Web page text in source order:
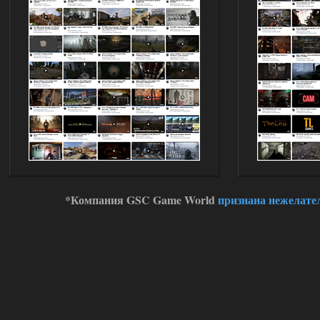
Ответить ➤
03.08.2026
Improved Weapon Pack (I.W.P.) - UPD
30.12.25
11:00
Stalker-Mods-Clan-su
Глобальный патч от
31.07.2026.
Устанавливать только
поверх финальной версии все в одном
(Standalone Final) от 29.12.2025!
Доступно только для пользователей
*Компания GSC Game Worldпризнана